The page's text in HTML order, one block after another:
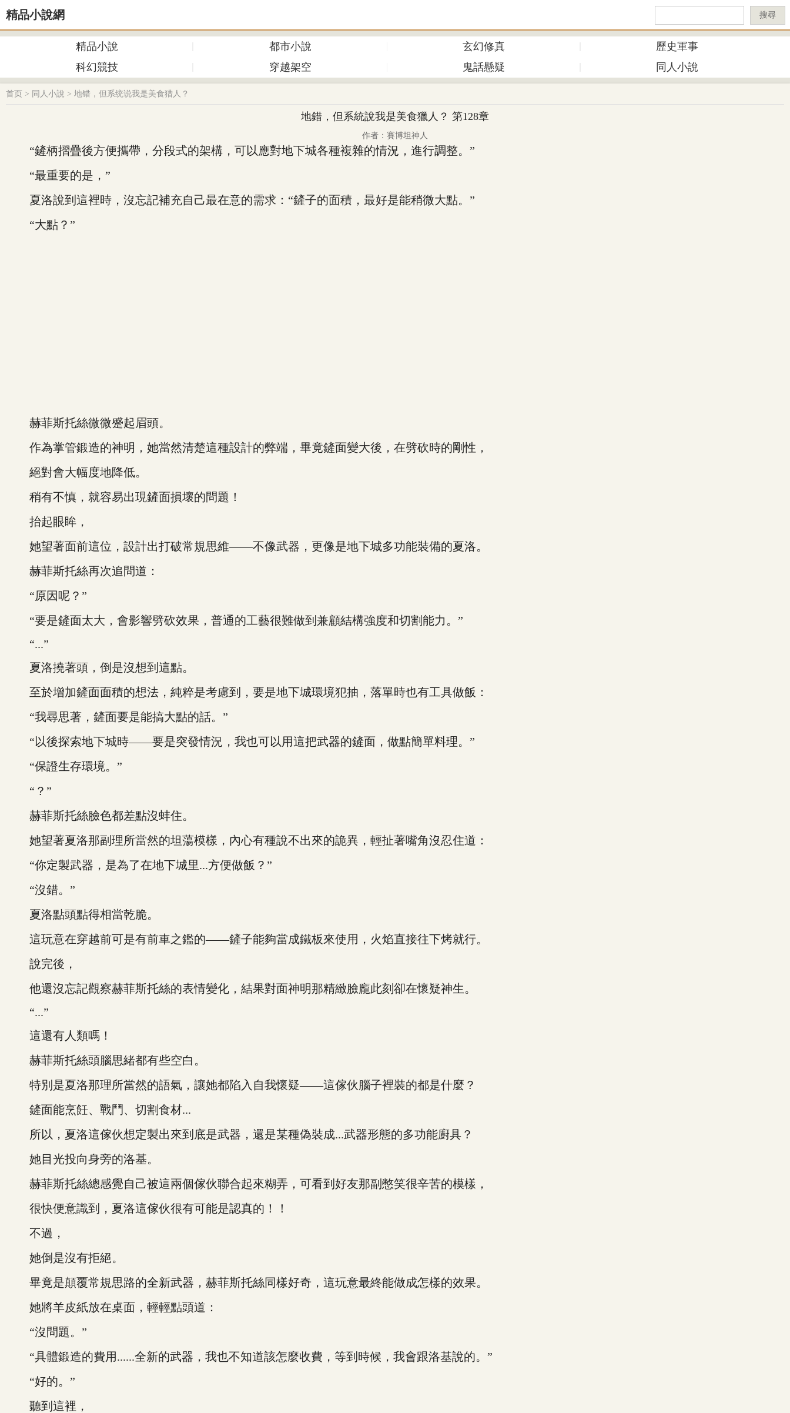
精品小說網 搜尋
精品小說 都市小說 玄幻修真
歷史軍事
科幻競技
穿越架空 鬼話懸疑 同人小說
首页 > 同人小說 > 地错，但系统说我是美食猎人？
地錯，但系統說我是美食獵人？ 第128章
作者：賽博坦神人
“鏟柄摺疊後方便攜帶，分段式的架構，可以應對地下城各種複雜的情況，進行調整。”
“最重要的是，”
夏洛說到這裡時，沒忘記補充自己最在意的需求：“鏟子的面積，最好是能稍微大點。”
“大點？”
赫菲斯托絲微微蹙起眉頭。
作為掌管鍛造的神明，她當然清楚這種設計的弊端，畢竟鏟面變大後，在劈砍時的剛性，
絕對會大幅度地降低。
稍有不慎，就容易出現鏟面損壞的問題！
抬起眼眸，
她望著面前這位，設計出打破常規思維——不像武器，更像是地下城多功能裝備的夏洛。
赫菲斯托絲再次追問道：
“原因呢？”
“要是鏟面太大，會影響劈砍效果，普通的工藝很難做到兼顧結構強度和切割能力。”
“...”
夏洛撓著頭，倒是沒想到這點。
至於增加鏟面面積的想法，純粹是考慮到，要是地下城環境犯抽，落單時也有工具做飯：
“我尋思著，鏟面要是能搞大點的話。”
“以後探索地下城時——要是突發情況，我也可以用這把武器的鏟面，做點簡單料理。”
“保證生存環境。”
“？”
赫菲斯托絲臉色都差點沒蚌住。
她望著夏洛那副理所當然的坦蕩模樣，內心有種說不出來的詭異，輕扯著嘴角沒忍住道：
“你定製武器，是為了在地下城里...方便做飯？”
“沒錯。”
夏洛點頭點得相當乾脆。
這玩意在穿越前可是有前車之鑑的——鏟子能夠當成鐵板來使用，火焰直接往下烤就行。
說完後，
他還沒忘記觀察赫菲斯托絲的表情變化，結果對面神明那精緻臉龐此刻卻在懷疑神生。
“...”
這還有人類嗎！
赫菲斯托絲頭腦思緒都有些空白。
特別是夏洛那理所當然的語氣，讓她都陷入自我懷疑——這傢伙腦子裡裝的都是什麼？
鏟面能烹飪、戰鬥、切割食材...
所以，夏洛這傢伙想定製出來到底是武器，還是某種偽裝成...武器形態的多功能廚具？
她目光投向身旁的洛基。
赫菲斯托絲總感覺自己被這兩個傢伙聯合起來糊弄，可看到好友那副憋笑很辛苦的模樣，
很快便意識到，夏洛這傢伙很有可能是認真的！！
不過，
她倒是沒有拒絕。
畢竟是顛覆常規思路的全新武器，赫菲斯托絲同樣好奇，這玩意最終能做成怎樣的效果。
她將羊皮紙放在桌面，輕輕點頭道：
“沒問題。”
“具體鍛造的費用......全新的武器，我也不知道該怎麼收費，等到時候，我會跟洛基說的。”
“好的。”
聽到這裡，